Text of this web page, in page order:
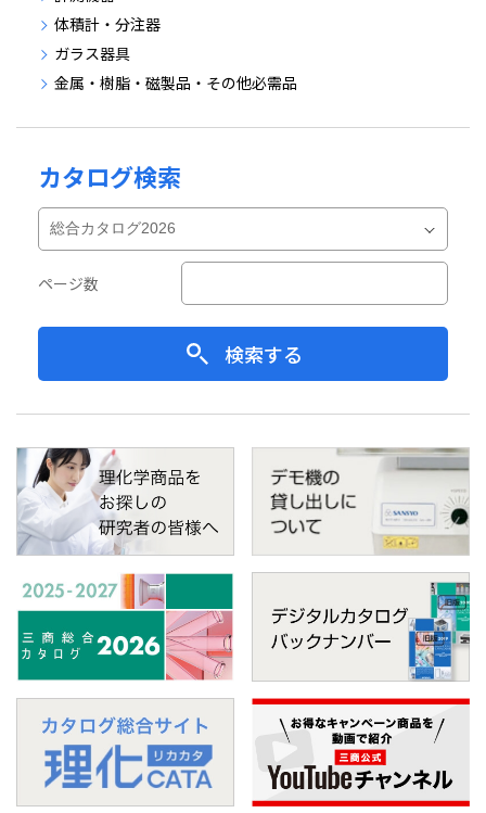
体積計・分注器
ガラス器具
金属・樹脂・磁製品・その他必需品
カタログ検索
ページ数
検索する